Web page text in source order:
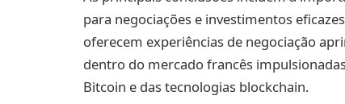
para negociações e investimentos
oferecem experiências de negociação
dentro do mercado francês
Bitcoin e das tecnologias blockchain.